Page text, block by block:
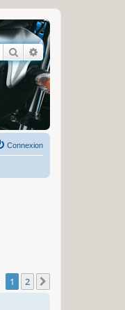
RechercherRecherche avancée
Connexion
1 2